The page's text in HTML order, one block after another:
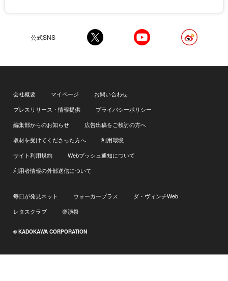
公式SNS
会社概要 マイページ
お問い合わせ
プレスリリース・情報提供
プライバシーポリシー
編集部からのお知らせ
広告出稿をご検討の方へ
取材を受けてくださった方へ
利用環境
サイト利用規約
Webプッシュ通知について
利用者情報の外部送信について
毎日が発見ネット ウォーカープラス
ダ・ヴィンチWeb
レタスクラブ
楽演祭
© KADOKAWA CORPORATION